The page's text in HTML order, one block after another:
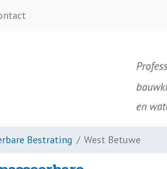
Bestrating West Betuwe